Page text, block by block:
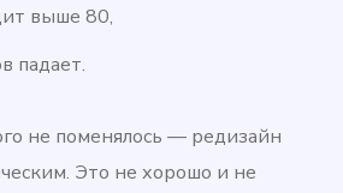
выше 80,
падает.
не поменялось — редизайн
Это не хорошо и не